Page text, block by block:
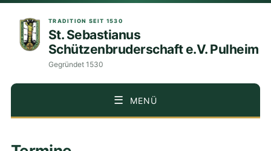
TRADITION SEIT 1530
St. Sebastianus
Schützenbruderschaft e.V. Pulheim
Gegründet 1530
MENÜ
INHALT